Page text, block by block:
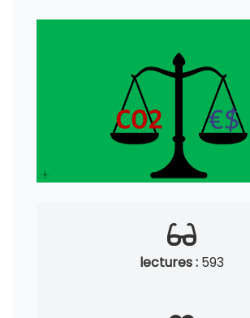
lectures : 593